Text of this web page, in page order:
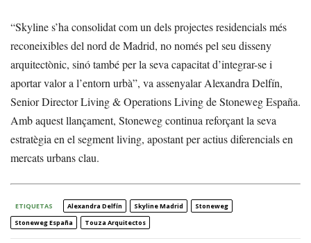
“Skyline s’ha consolidat com un dels projectes residencials més
reconeixibles del nord de Madrid, no només pel seu disseny
arquitectònic, sinó també per la seva capacitat d’integrar-se i
aportar valor a l’entorn urbà”, va assenyalar Alexandra Delfín,
Senior Director Living & Operations Living de Stoneweg España.
Amb aquest llançament, Stoneweg continua reforçant la seva
estratègia en el segment living, apostant per actius diferencials en
mercats urbans clau.
ETIQUETAS Alexandra Delfín Skyline Madrid
Stoneweg
Stoneweg España
Touza Arquitectos